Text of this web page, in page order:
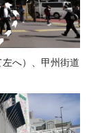
へ）、甲州街道